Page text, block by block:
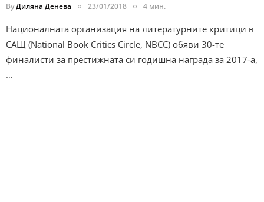
ByДиляна Денева 23/01/2018 4 мин.
Националната организация на литературните критици в
САЩ (National Book Critics Circle, NBCC) обяви 30-те
финалисти за престижната си годишна награда за 2017-а,
…